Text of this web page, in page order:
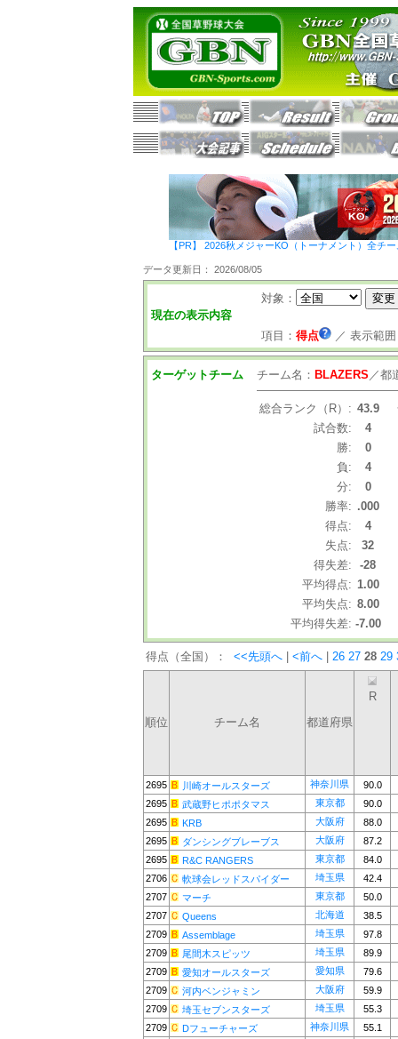
【PR】 2026秋メジャーKO（トーナメント）全チ
データ更新日： 2026/08/05
現在の表示内容
対象：
項目： 得点 ／ 表示範囲
ターゲットチーム チーム名： BLAZERS ／都
総合ランク（R）: 43.9
試合数:
4
勝:
0
負:
4
分:
0
勝率: .000
得点:
4
失点:
32
得失差:
-28
平均得点: 1.00
平均失点: 8.00
平均得失差: -7.00
得点（全国）： <<先頭へ <前へ 26 27 28 29
順位 チーム名 都道府県
R
2695 川崎オールスターズ 神奈川県
90.0
2695
武蔵野ヒポポタマス 東京都
90.0
2695
KRB 大阪府
88.0
2695
ダンシングブレーブス 大阪府
87.2
2695
R&C RANGERS 東京都
84.0
2706
軟球会レッドスパイダー 埼玉県
42.4
2707
マーチ 東京都
50.0
2707
Queens 北海道
38.5
2709
Assemblage 埼玉県
97.8
2709
尾間木スピッツ 埼玉県
89.9
2709
愛知オールスターズ 愛知県
79.6
2709
河内ベンジャミン 大阪府
59.9
2709
埼玉セブンスターズ 埼玉県
55.3
2709
Dフューチャーズ 神奈川県
55.1